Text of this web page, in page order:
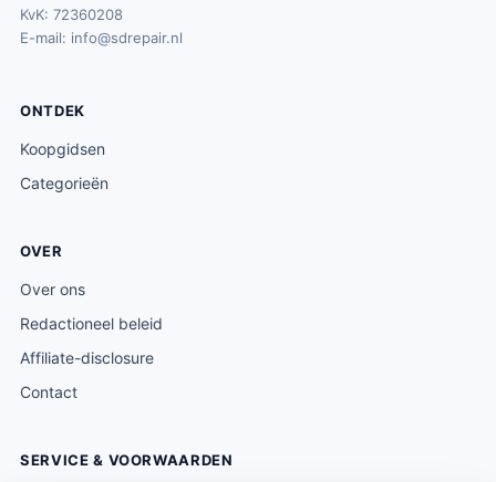
KvK: 72360208
E-mail: info@sdrepair.nl
ONTDEK
Koopgidsen
Categorieën
OVER
Over ons
Redactioneel beleid
Affiliate-disclosure
Contact
SERVICE & VOORWAARDEN